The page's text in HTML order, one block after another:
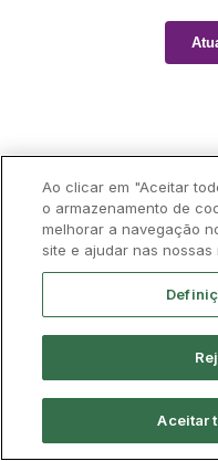
Ao clicar em "Aceitar
o armazenamento de
melhorar a navegação
site e ajudar nas
Aceitar